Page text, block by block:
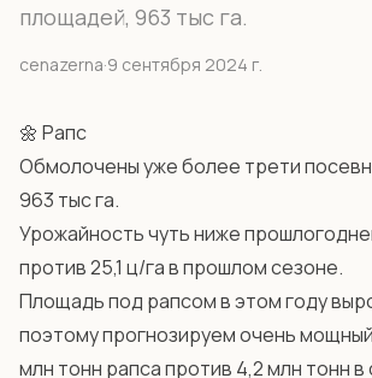
площадей, 963 тыс га.
cenazerna·9 сентября 2024 г.
🌼 Рапс
Обмолочены уже более трети
963 тыс га.
Урожайность чуть ниже
против 25,1 ц/га в прошлом сезоне.
Площадь под рапсом в этом году
поэтому прогнозируем очень
млн тонн рапса против 4,2 млн тонн